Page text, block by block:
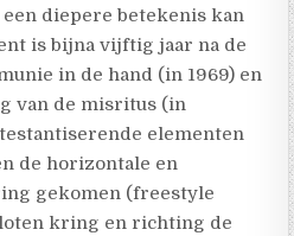
diepere betekenis kan
is bijna vijftig jaar na de
in de hand (in 1969) en
van de misritus (in
elementen
de horizontale en
gekomen (freestyle
kring en richting de